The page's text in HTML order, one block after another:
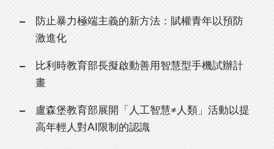
防止暴力極端主義的新方法：賦權青年以預防
激進化
比利時教育部長擬啟動善用智慧型手機試辦計
畫
盧森堡教育部展開「人工智慧≠人類」活動以提
高年輕人對AI限制的認識